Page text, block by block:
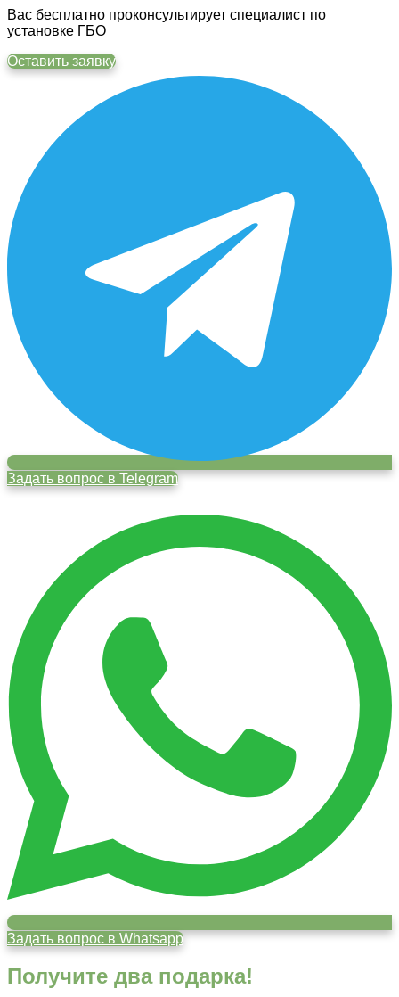
Вас бесплатно проконсультирует специалист по
установке ГБО
Оставить заявку
Задать вопрос в Telegram
Задать вопрос в Whatsapp
Получите два подарка!